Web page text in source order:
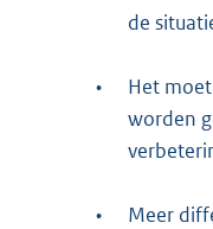
de
•
Het
worden
•
Meer